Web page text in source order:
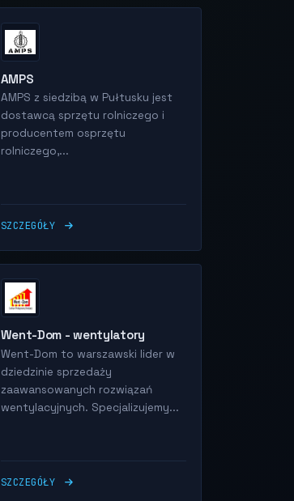
AMPS
AMPS z siedzibą w Pułtusku jest
dostawcą sprzętu rolniczego i
producentem osprzętu
rolniczego,...
SZCZEGÓŁY
Went-Dom - wentylatory
Went-Dom to warszawski lider w
dziedzinie sprzedaży
zaawansowanych rozwiązań
wentylacyjnych. Specjalizujemy...
SZCZEGÓŁY